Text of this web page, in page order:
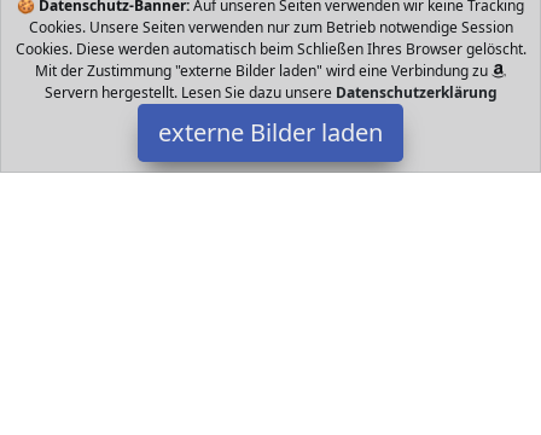
🍪 Datenschutz-Banner:Auf unseren Seiten verwenden wir keine Tracking
Cookies. Unsere Seiten verwenden nur zum Betrieb notwendige Session
Cookies. Diese werden automatisch beim Schließen Ihres Browser gelöscht.
Mit der Zustimmung "externe Bilder laden" wird eine Verbindung zu
Servern hergestellt. Lesen Sie dazu unsere Datenschutzerklärung
externe Bilder laden